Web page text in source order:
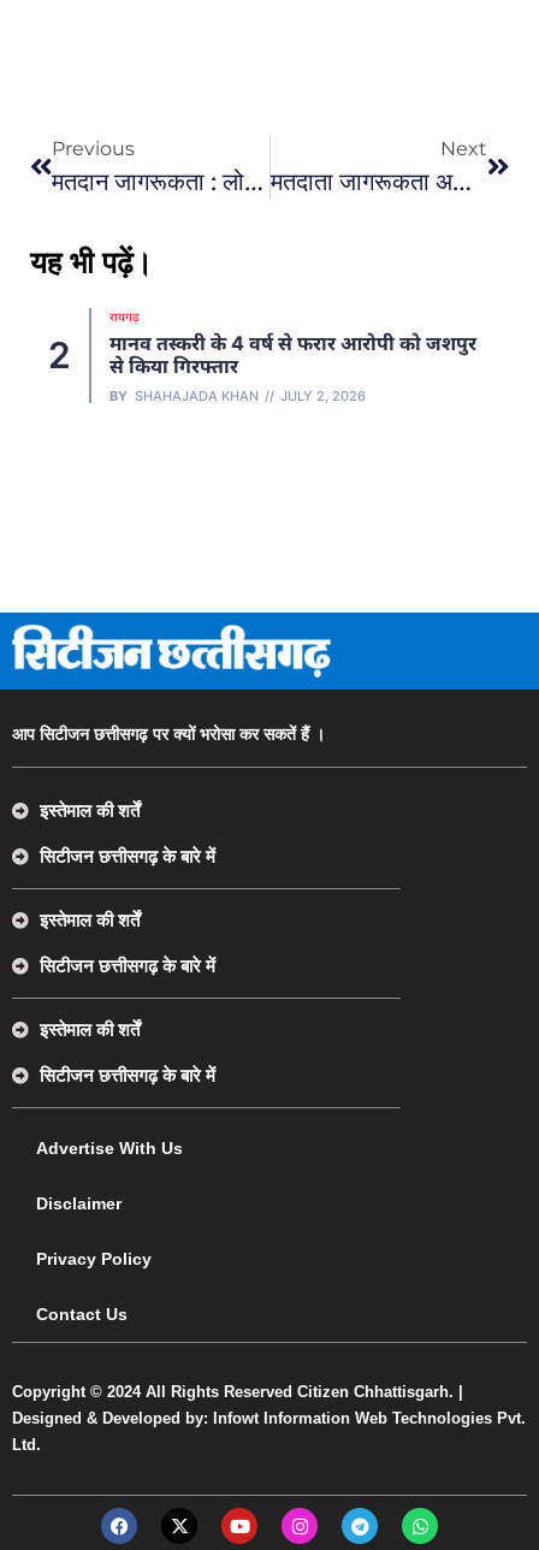
Previous
मतदान जागरूकता : लोकसभा चुनाव में मतदान करने डांडिया का आयोजन नगर भवन बलौदाबाजार में किया
Next
मतदाता जागरूकता अभियान : लोगों को शत प्रतिशत मतदान जागरूक करने 51 बैलगाड़ियों में सवार होकर निकले अधिकारी-कर्मचारी
यह भी पढ़ें।
2
रायगढ़
मानव तस्करी के 4 वर्ष से फरार आरोपी को जशपुर
से किया गिरफ्तार
BY SHAHAJADA KHAN JULY 2, 2026
आप सिटीजन छत्तीसगढ़ पर क्यों भरोसा कर सकतें हैं ।
इस्तेमाल की शर्तें
सिटीजन छत्तीसगढ़ के बारे में
इस्तेमाल की शर्तें
सिटीजन छत्तीसगढ़ के बारे में
इस्तेमाल की शर्तें
सिटीजन छत्तीसगढ़ के बारे में
Advertise With Us
Disclaimer
Privacy Policy
Contact Us
Copyright © 2024 All Rights Reserved Citizen Chhattisgarh. |
Designed & Developed by: Infowt Information Web Technologies Pvt.
Ltd.